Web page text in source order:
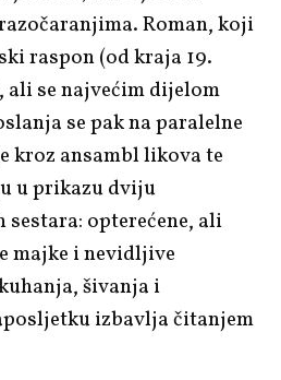
Roman, koji
raspon (od kraja 19.
ali se najvećim dijelom
se pak na paralelne
kroz ansambl likova te
u prikazu dviju
opterećene, ali
majke i nevidljive
šivanja i
izbavlja čitanjem